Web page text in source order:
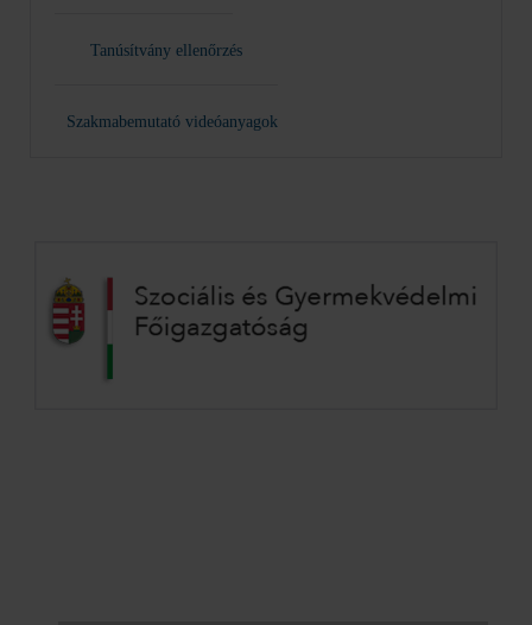
Tanúsítvány ellenőrzés
Szakmabemutató videóanyagok